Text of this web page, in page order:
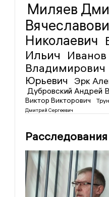
Миляев
Николаевич
Ильич
Владимирович
Юрьевич
Эрк
Дубровский Андрей
Виктор Викторович
Дмитрий Сергеевич
Расследования